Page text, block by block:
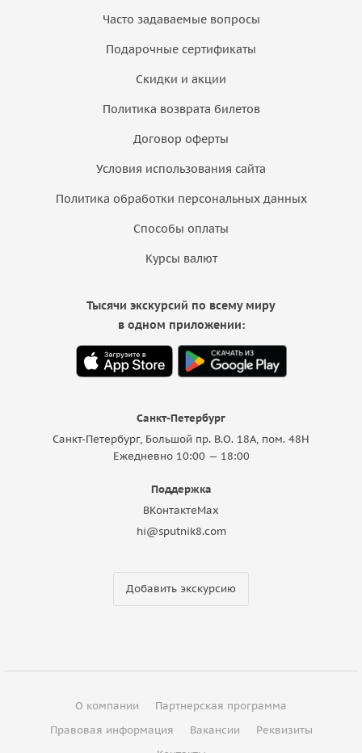
Часто задаваемые вопросы
Подарочные сертификаты
Скидки и акции
Политика возврата билетов
Договор оферты
Условия использования сайта
Политика обработки персональных данных
Способы оплаты
Курсы валют
Санкт-Петербург
Санкт-Петербург, Большой пр. В.О. 18A, пом. 48Н
Ежедневно 10:00 — 18:00
Поддержка
ВКонтактеMax
hi@sputnik8.com
Добавить экскурсию
Тысячи экскурсий по всему миру
в одном приложении:
О компании
Партнерская программа
Правовая информация
Вакансии
Реквизиты